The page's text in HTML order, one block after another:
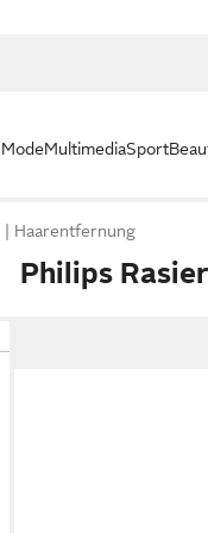
ModeMultimediaSport
Haarentfernung
Philips